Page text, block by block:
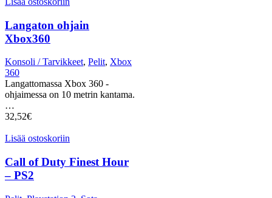
Langaton ohjain
Xbox360
Konsoli / Tarvikkeet, Pelit, Xbox
360
Langattomassa Xbox 360 -
ohjaimessa on 10 metrin kantama.
…
32,52€
Lisää ostoskoriin
Call of Duty Finest Hour
– PS2